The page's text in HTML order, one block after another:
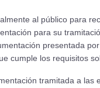
al público para
para su
presentada
cumple los requisitos
tramitada a las